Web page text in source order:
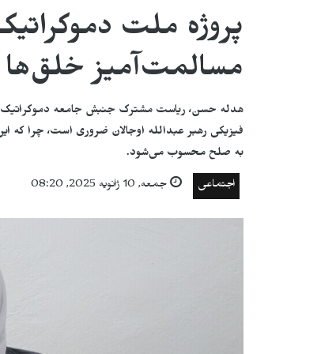
پروژه ملت
مسالمت‌آمیز خلق‌ها
هدله حسن، ریاست مشترک جنبش جامعه دموکراتیک در
فیزیکی رهبر عبدالله اوجالان ضروری است، چرا که
به صلح محسوب می‌شود.
اجتماعی جمعه, 10 ژانویه 2025, 08:20